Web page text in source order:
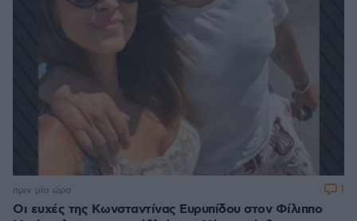
Οι ευχές της Κωνσταντίνας Ευρυπίδου στον Φίλιππο
πριν μία ώρα 1